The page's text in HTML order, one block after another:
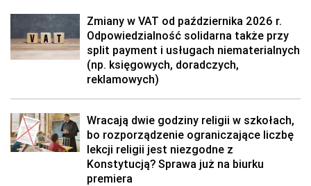
Zmiany w VAT od października 2026 r.
Odpowiedzialność solidarna także przy
split payment i usługach niematerialnych
(np. księgowych, doradczych,
reklamowych)
Wracają dwie godziny religii w szkołach,
bo rozporządzenie ograniczające liczbę
lekcji religii jest niezgodne z
Konstytucją? Sprawa już na biurku
premiera